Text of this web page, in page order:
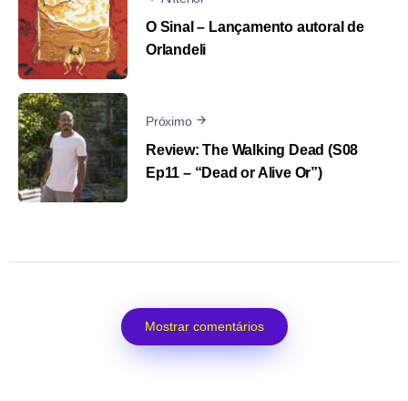
O Sinal – Lançamento autoral de
Orlandeli
Próximo
Review: The Walking Dead (S08
Ep11 – “Dead or Alive Or”)
Mostrar comentários